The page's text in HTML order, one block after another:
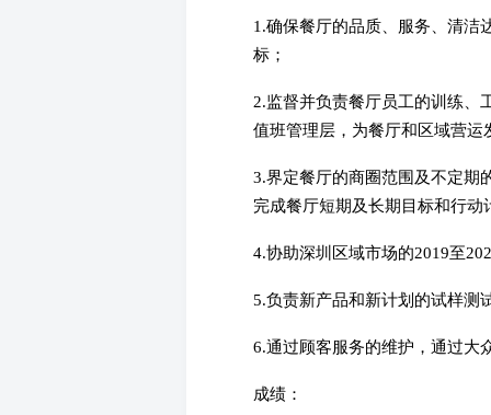
1.确保餐厅的品质、服务、清洁
标；
2.监督并负责餐厅员工的训练、
值班管理层，为餐厅和区域营运
3.界定餐厅的商圈范围及不定期
完成餐厅短期及长期目标和行动
4.协助深圳区域市场的2019至
5.负责新产品和新计划的试样测
6.通过顾客服务的维护，通过大
成绩：